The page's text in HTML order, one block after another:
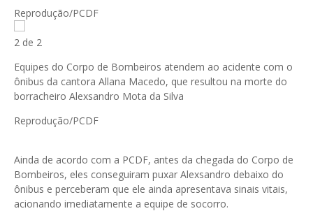
Reprodução/PCDF
2 de 2
Equipes do Corpo de Bombeiros atendem ao acidente com o
ônibus da cantora Allana Macedo, que resultou na morte do
borracheiro Alexsandro Mota da Silva
Reprodução/PCDF
Ainda de acordo com a PCDF, antes da chegada do Corpo de
Bombeiros, eles conseguiram puxar Alexsandro debaixo do
ônibus e perceberam que ele ainda apresentava sinais vitais,
acionando imediatamente a equipe de socorro.